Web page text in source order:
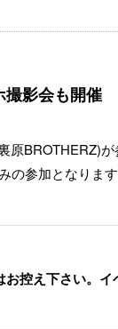
撮影会も開催
BROTHERZ)が
の参加となります
控え下さい。イ